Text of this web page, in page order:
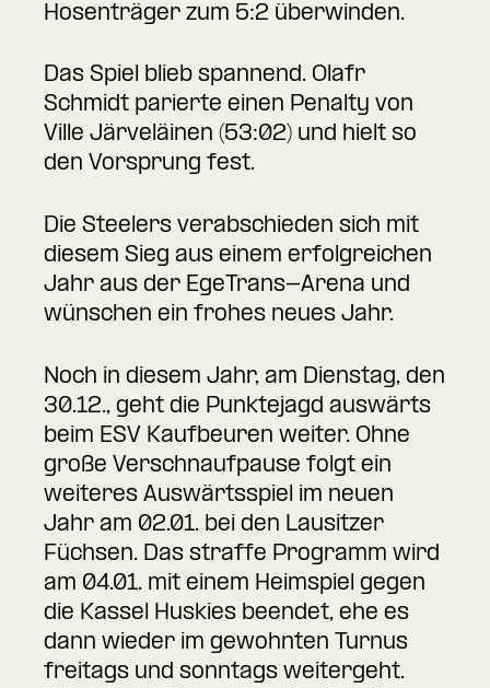
Hosenträger zum 5:2 überwinden.
Das Spiel blieb spannend. Olafr
Schmidt parierte einen Penalty von
Ville Järveläinen (53:02) und hielt so
den Vorsprung fest.
Die Steelers verabschieden sich mit
diesem Sieg aus einem erfolgreichen
Jahr aus der EgeTrans-Arena und
wünschen ein frohes neues Jahr.
Noch in diesem Jahr, am Dienstag, den
30.12., geht die Punktejagd auswärts
beim ESV Kaufbeuren weiter. Ohne
große Verschnaufpause folgt ein
weiteres Auswärtsspiel im neuen
Jahr am 02.01. bei den Lausitzer
Füchsen. Das straffe Programm wird
am 04.01. mit einem Heimspiel gegen
die Kassel Huskies beendet, ehe es
dann wieder im gewohnten Turnus
freitags und sonntags weitergeht.